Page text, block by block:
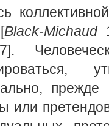
Black-Michaud
или